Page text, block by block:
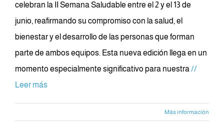
celebran la II Semana Saludable entre el 2 y el 13 de
junio, reafirmando su compromiso con la salud, el
bienestar y el desarrollo de las personas que forman
parte de ambos equipos. Esta nueva edición llega en un
momento especialmente significativo para nuestra//
Leer más
Más información